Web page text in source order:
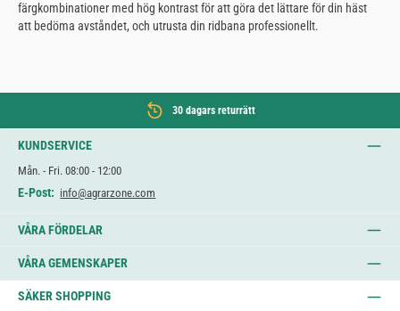
färgkombinationer med hög kontrast för att göra det lättare för din häst
att bedöma avståndet, och utrusta din ridbana professionellt.
30 dagars returrätt
KUNDSERVICE
Mån. - Fri. 08:00 - 12:00
E-Post: info@agrarzone.com
VÅRA FÖRDELAR
VÅRA GEMENSKAPER
SÄKER SHOPPING